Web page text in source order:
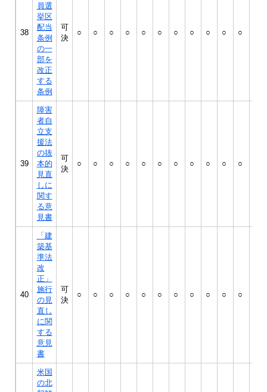
38
員選
挙区
配当
条例
の一
部を
改正
する
条例
可
決
○ ○ ○ ○ ○ ○ ○ ○ ○ ○ ○
39
障害
者自
立支
援法
の抜
本的
見直
しに
関す
る意
見書
可
決
○ ○ ○ ○ ○ ○ ○ ○ ○ ○ ○
40
「建
築基
準法
改
正」
施行
の見
直し
に関
する
意見
書
可
決
○ ○ ○ ○ ○ ○ ○ ○ ○ ○ ○
米国
の北